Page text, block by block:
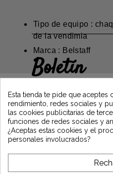
Tipo de equipo :
de la vendimia
Marca : Belstaff
Boletín
suscribiéndose y
las últimas noticias de
*Dès 99€ d'achat. En vous abonnant à notre
l'acceptez.
Esta tienda te pide que aceptes
rendimiento, redes sociales y
las cookies publicitarias de
funciones de redes sociales y
¿Aceptas estas cookies y el
personales involucrados?